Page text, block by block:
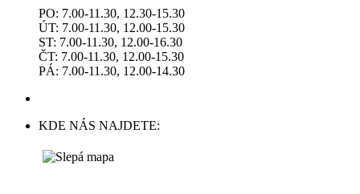
PO: 7.00-11.30, 12.30-15.30
ÚT: 7.00-11.30, 12.00-15.30
ST: 7.00-11.30, 12.00-16.30
ČT: 7.00-11.30, 12.00-15.30
PÁ: 7.00-11.30, 12.00-14.30
KDE NÁS NAJDETE: